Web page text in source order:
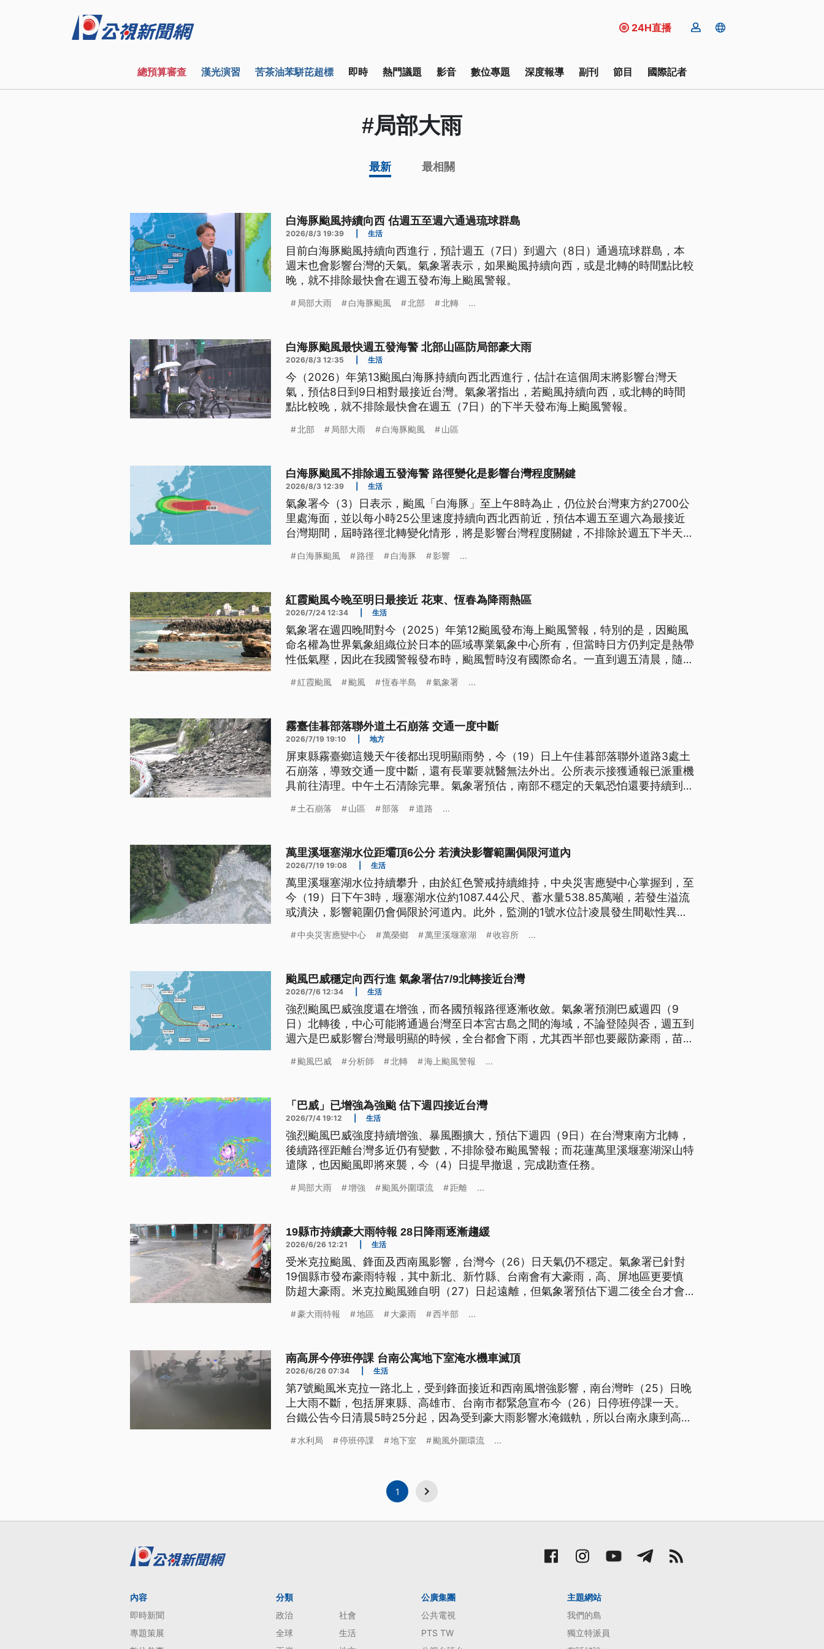
24H直播
總預算審查 漢光演習 苦茶油苯駢芘超標 即時 熱門議題 影音 數位專題 深度報導 副刊 節目 國際記者
#局部大雨
最新 最相關
白海豚颱風持續向西 估週五至週六通過琉球群島
2026/8/3 19:39 生活
目前白海豚颱風持續向西進行，預計週五（7日）到週六（8日）通過琉球群島，本
週末也會影響台灣的天氣。氣象署表示，如果颱風持續向西，或是北轉的時間點比較
晚，就不排除最快會在週五發布海上颱風警報。
局部大雨 白海豚颱風 北部 北轉 ...
白海豚颱風最快週五發海警 北部山區防局部豪大雨
2026/8/3 12:35 生活
今（2026）年第13颱風白海豚持續向西北西進行，估計在這個周末將影響台灣天
氣，預估8日到9日相對最接近台灣。氣象署指出，若颱風持續向西，或北轉的時間
點比較晚，就不排除最快會在週五（7日）的下半天發布海上颱風警報。
北部 局部大雨 白海豚颱風 山區
白海豚颱風不排除週五發海警 路徑變化是影響台灣程度關鍵
2026/8/3 12:39 生活
氣象署今（3）日表示，颱風「白海豚」至上午8時為止，仍位於台灣東方約2700公
里處海面，並以每小時25公里速度持續向西北西前近，預估本週五至週六為最接近
台灣期間，屆時路徑北轉變化情形，將是影響台灣程度關鍵，不排除於週五下半天發
白海豚颱風 路徑 白海豚 影響 ...
紅霞颱風今晚至明日最接近 花東、恆春為降雨熱區
2026/7/24 12:34 生活
氣象署在週四晚間對今（2025）年第12颱風發布海上颱風警報，特別的是，因颱風
命名權為世界氣象組織位於日本的區域專業氣象中心所有，但當時日方仍判定是熱帶
性低氣壓，因此在我國警報發布時，颱風暫時沒有國際命名。一直到週五清晨，隨區
（24）日晚間到明日相對最接近台灣，花東和恆春半島將是降雨熱區。
紅霞颱風 颱風 恆春半島 氣象署 ...
霧臺佳暮部落聯外道土石崩落 交通一度中斷
2026/7/19 19:10 地方
屏東縣霧臺鄉這幾天午後都出現明顯雨勢，今（19）日上午佳暮部落聯外道路3處土
石崩落，導致交通一度中斷，還有長輩要就醫無法外出。公所表示接獲通報已派重機
具前往清理。中午土石清除完畢。氣象署預估，南部不穩定的天氣恐怕還要持續到下
土石崩落 山區 部落 道路 ...
萬里溪堰塞湖水位距壩頂6公分 若潰決影響範圍侷限河道內
2026/7/19 19:08 生活
萬里溪堰塞湖水位持續攀升，由於紅色警戒持續維持，中央災害應變中心掌握到，至
今（19）日下午3時，堰塞湖水位約1087.44公尺、蓄水量538.85萬噸，若發生溢流
或潰決，影響範圍仍會侷限於河道內。此外，監測的1號水位計凌晨發生間歇性異
中央災害應變中心 萬榮鄉 萬里溪堰塞湖 收容所 ...
颱風巴威穩定向西行進 氣象署估7/9北轉接近台灣
2026/7/6 12:34 生活
強烈颱風巴威強度還在增強，而各國預報路徑逐漸收斂。氣象署預測巴威週四（9
日）北轉後，中心可能將通過台灣至日本宮古島之間的海域，不論登陸與否，週五到
週六是巴威影響台灣最明顯的時候，全台都會下雨，尤其西半部也要嚴防豪雨，苗栗
颱風巴威 分析師 北轉 海上颱風警報 ...
「巴威」已增強為強颱 估下週四接近台灣
2026/7/4 19:12 生活
強烈颱風巴威強度持續增強、暴風圈擴大，預估下週四（9日）在台灣東南方北轉，
後續路徑距離台灣多近仍有變數，不排除發布颱風警報；而花蓮萬里溪堰塞湖深山特
遣隊，也因颱風即將來襲，今（4）日提早撤退，完成勘查任務。
局部大雨 增強 颱風外圍環流 距離 ...
19縣市持續豪大雨特報 28日降雨逐漸趨緩
2026/6/26 12:21 生活
受米克拉颱風、鋒面及西南風影響，台灣今（26）日天氣仍不穩定。氣象署已針對
19個縣市發布豪雨特報，其中新北、新竹縣、台南會有大豪雨，高、屏地區更要慎
防超大豪雨。米克拉颱風雖自明（27）日起遠離，但氣象署預估下週二後全台才會
豪大雨特報 地區 大豪雨 西半部 ...
南高屏今停班停課 台南公寓地下室淹水機車滅頂
2026/6/26 07:34 生活
第7號颱風米克拉一路北上，受到鋒面接近和西南風增強影響，南台灣昨（25）日晚
上大雨不斷，包括屏東縣、高雄市、台南市都緊急宣布今（26）日停班停課一天。
台鐵公告今日清晨5時25分起，因為受到豪大雨影響水淹鐵軌，所以台南永康到高雄
下室，十多台機車當場滅頂，住戶欲哭無淚，里長和議員質疑是水閘門的問題，水利
水利局 停班停課 地下室 颱風外圍環流 ...
1
內容
即時新聞
專題策展
分類
政治
社會
全球
生活
公廣集團
公共電視
PTS TW
主題網站
我們的島
獨立特派員